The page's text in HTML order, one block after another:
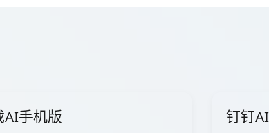
AI手机版 钉钉